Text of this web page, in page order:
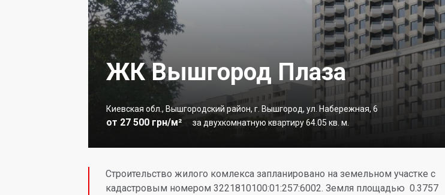
ЖК Вышгород Плаза
Киевская обл., Вышгородский район, г. Вышгород, ул. Набережная, 6
за двухкомнатную квартиру 64.05 кв. м.
от 27 500 грн/м²
Строительство жилого комлекса запланировано на земельном участке с
кадастровым номером 3221810100:01:257:6002. Земля площадью 0.3757